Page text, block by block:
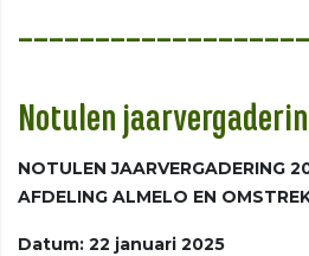
Notulen
NOTULEN JAARVERGADERING
AFDELING ALMELO EN
Datum: 22 januari 2025